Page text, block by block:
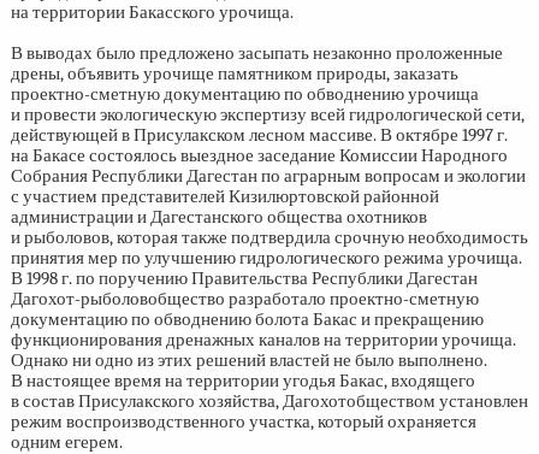
на территории Бакасского урочища.
В выводах было предложено засыпать незаконно проложенные
дрены, объявить урочище памятником природы, заказать
проектно-сметную документацию по обводнению урочища
и провести экологическую экспертизу всей гидрологической сети,
действующей в Присулакском лесном массиве. В октябре 1997 г.
на Бакасе состоялось выездное заседание Комиссии Народного
Собрания Республики Дагестан по аграрным вопросам и экологии
с участием представителей Кизилюртовской районной
администрации и Дагестанского общества охотников
и рыболовов, которая также подтвердила срочную необходимость
принятия мер по улучшению гидрологического режима урочища.
В 1998 г. по поручению Правительства Республики Дагестан
Дагохот-рыболовобщество разработало проектно-сметную
документацию по обводнению болота Бакас и прекращению
функционирования дренажных каналов на территории урочища.
Однако ни одно из этих решений властей не было выполнено.
В настоящее время на территории угодья Бакас, входящего
в состав Присулакского хозяйства, Дагохотобществом установлен
режим воспроизводственного участка, который охраняется
одним егерем.